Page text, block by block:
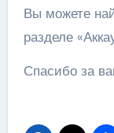
Вы можете
разделе
Спасибо за